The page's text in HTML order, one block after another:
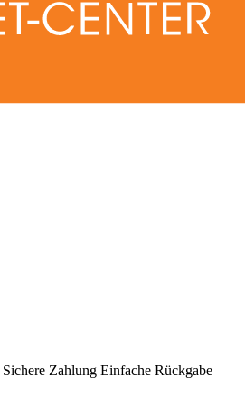
Sichere Zahlung Einfache Rückgabe